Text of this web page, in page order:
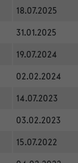
18.07.2025
31.01.2025
19.07.2024
02.02.2024
14.07.2023
03.02.2023
15.07.2022